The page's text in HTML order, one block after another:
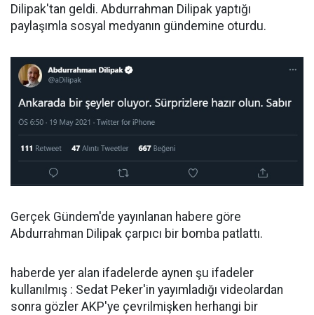
Dilipak'tan geldi. Abdurrahman Dilipak yaptığı
paylaşımla sosyal medyanın gündemine oturdu.
Gerçek Gündem'de yayınlanan habere göre
Abdurrahman Dilipak çarpıcı bir bomba patlattı.
haberde yer alan ifadelerde aynen şu ifadeler
kullanılmış : Sedat Peker'in yayımladığı videolardan
sonra gözler AKP'ye çevrilmişken herhangi bir